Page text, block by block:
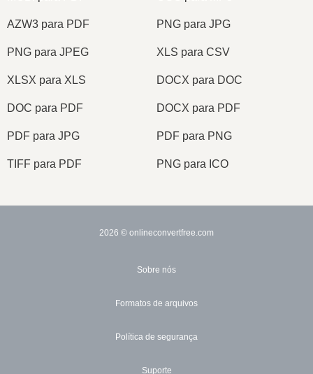
AZW3 para PDF PNG para JPG
PNG para JPEG XLS para CSV
XLSX para XLS DOCX para DOC
DOC para PDF DOCX para PDF
PDF para JPG PDF para PNG
TIFF para PDF PNG para ICO
2026 © onlineconvertfree.com
Sobre nós
Formatos de arquivos
Política de segurança
Suporte